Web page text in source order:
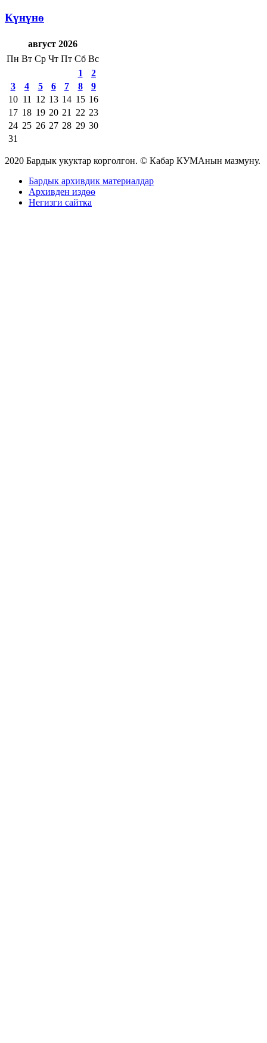
Күнүнө
август 2026
Пн Вт Ср Чт Пт Сб Вс
1
2
3
4 5 6 7 8
9
10 11 12 13 14 15 16
17 18 19 20 21 22 23
24 25 26 27 28 29 30
31
2020 Бардык укуктар корголгон. © Кабар КУМАнын мазмуну.
Бардык архивдик материалдар
Архивден издөө
Негизги сайтка